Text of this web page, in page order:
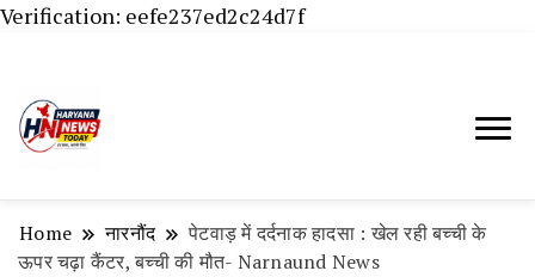
Verification: eefe237ed2c24d7f
हांसी, जींद और हरियाणा की ताजा खबरें
Haryana News Today, Haryana Live, Live
चैनल, Haryana News Today, Latest News
Hisar, Hisar Breaking News, Hansi News
Home नारनौंद
पेटवाड़ में दर्दनाक हादसा : खेल रही बच्ची के
ऊपर चढ़ा कैंटर, बच्ची की मौत- Narnaund News